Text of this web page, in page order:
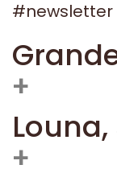
#newsletter
+
+